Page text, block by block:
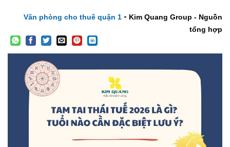
Văn phòng cho thuê quận 1 - Kim Quang Group - Nguồn
tổng hợp